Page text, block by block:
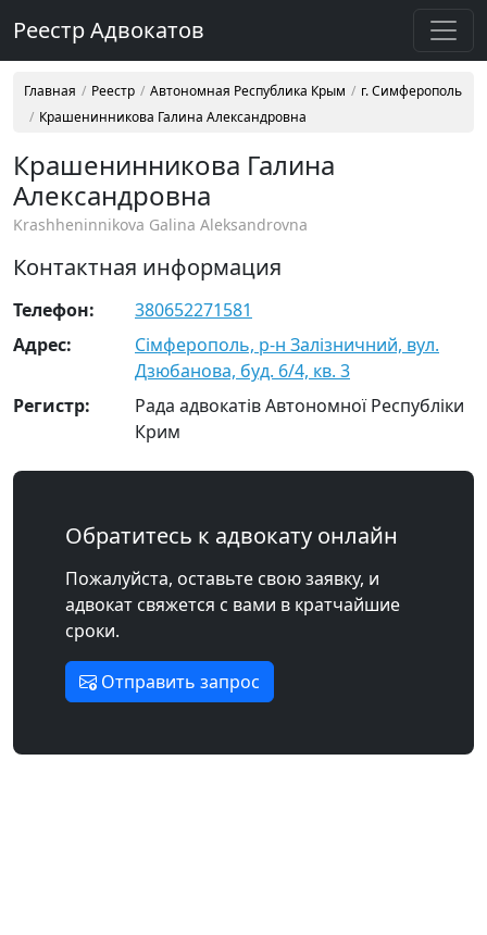
Реестр Адвокатов
Главная Реестр Автономная Республика Крым
г. Симферополь
Крашенинникова Галина Александровна
Крашенинникова Галина
Александровна
Krashheninnikova Galina Aleksandrovna
Контактная информация
Телефон:
380652271581
Адрес:
Сімферополь, р-н Залізничний, вул.
Дзюбанова, буд. 6/4, кв. 3
Регистр:
Рада адвокатів Автономної Республіки
Крим
Обратитесь к адвокату онлайн
Пожалуйста, оставьте свою заявку, и
адвокат свяжется с вами в кратчайшие
сроки.
Отправить запрос